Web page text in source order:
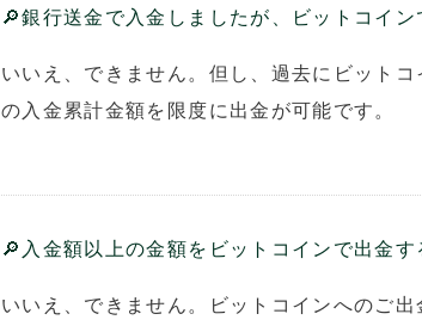
🔎銀行送金で入金しましたが、ビットコイン
いいえ、できません。但し、過去にビット
の入金累計金額を限度に出金が可能です。
🔎入金額以上の金額をビットコインで出金す
いいえ、できません。ビットコインへのご
HFM ロイヤルティ・プログラム